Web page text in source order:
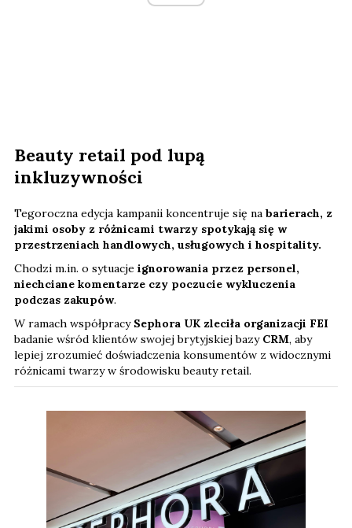
Beauty retail pod lupą
inkluzywności
Tegoroczna edycja kampanii koncentruje się na barierach, z
jakimi osoby z różnicami twarzy spotykają się w
przestrzeniach handlowych, usługowych i hospitality.
Chodzi m.in. o sytuacje ignorowania przez personel,
niechciane komentarze czy poczucie wykluczenia
podczas zakupów.
W ramach współpracy Sephora UK zleciła organizacji FEI
badanie wśród klientów swojej brytyjskiej bazy CRM, aby
lepiej zrozumieć doświadczenia konsumentów z widocznymi
różnicami twarzy w środowisku beauty retail.